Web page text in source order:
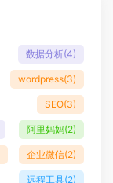
数据分析(4)
wordpress(3)
SEO(3)
阿里妈妈(2)
企业微信(2)
远程工具(2)